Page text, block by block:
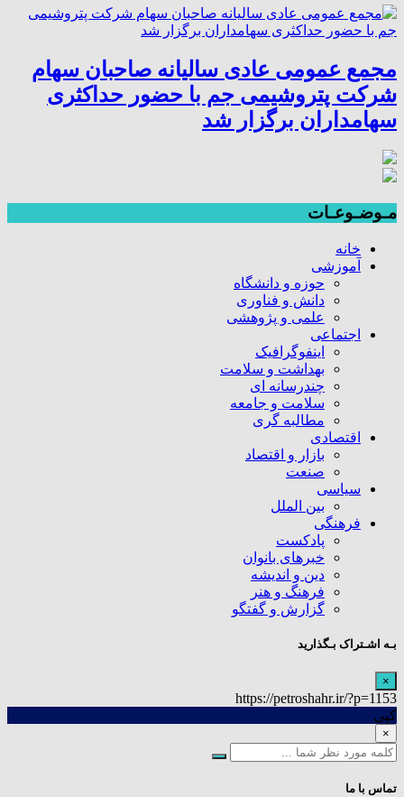
مجمع عمومی عادی سالیانه صاحبان سهام
شرکت پتروشیمی جم با حضور حداکثری
سهامداران برگزار شد
مـوضـوعـات
خانه
آموزشی
حوزه و دانشگاه
دانش و فناوری
علمی و پژوهشی
اجتماعی
اینفوگرافیک
بهداشت و سلامت
چندرسانه ای
سلامت و جامعه
مطالبه گری
اقتصادی
بازار و اقتصاد
صنعت
سیاسی
بین الملل
فرهنگی
پادکست
خبرهای بانوان
دین و اندیشه
فرهنگ و هنر
گزارش و گفتگو
بـه اشـتراک بـگذارید
×
https://petroshahr.ir/?p=1153
کپی
×
تماس با ما